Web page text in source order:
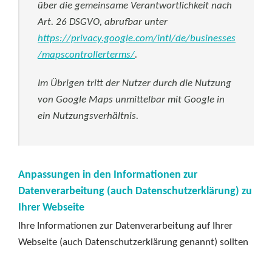
über die gemeinsame Verantwortlichkeit nach
Art. 26 DSGVO, abrufbar unter
https://privacy.google.com/intl/de/businesses
/mapscontrollerterms/.
Im Übrigen tritt der Nutzer durch die Nutzung
von Google Maps unmittelbar mit Google in
ein Nutzungsverhältnis.
Anpassungen in den Informationen zur
Datenverarbeitung (auch Datenschutzerklärung) zu
Ihrer Webseite
Ihre Informationen zur Datenverarbeitung auf Ihrer
Webseite (auch Datenschutzerklärung genannt) sollten